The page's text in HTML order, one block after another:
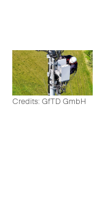
Credits: GfTD GmbH